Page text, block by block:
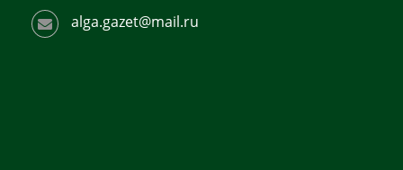
alga.gazet@mail.ru